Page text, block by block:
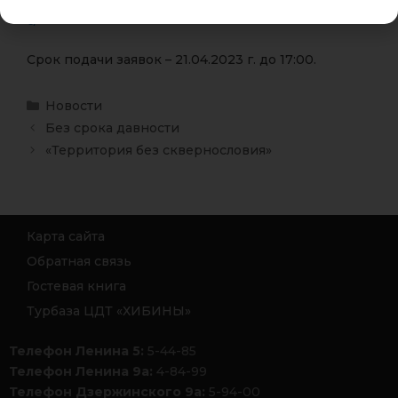
c/
Срок подачи заявок – 21.04.2023 г. до 17:00.
Новости
Без срока давности
«Территория без сквернословия»
Карта сайта
Обратная связь
Гостевая книга
Турбаза ЦДТ «ХИБИНЫ»
Телефон Ленина 5: 5-44-85
Телефон Ленина 9а: 4-84-99
Телефон Дзержинского 9а: 5-94-00